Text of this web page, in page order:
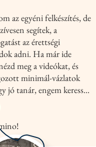
az egyéni felkészítés, de
segítek, a
az érettségi
adni. Ha már ide
meg a videókat, és
minimál-vázlatok
jó tanár, engem keress...